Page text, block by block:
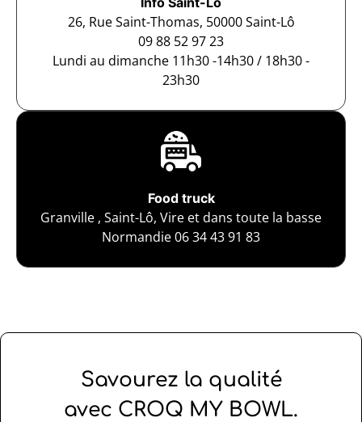
26, Rue Saint-Thomas, 50000 Saint-Lô
09 88 52 97 23
Lundi au dimanche 11h30 -14h30 / 18h30 -
23h30
Food truck
Granville , Saint-Lô, Vire et dans toute la basse
Normandie 06 34 43 91 83
Savourez la qualité
avec CROQ MY BOWL.